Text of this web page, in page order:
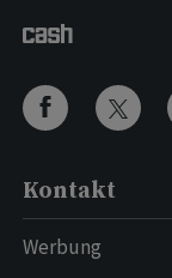
Kontakt
Werbung